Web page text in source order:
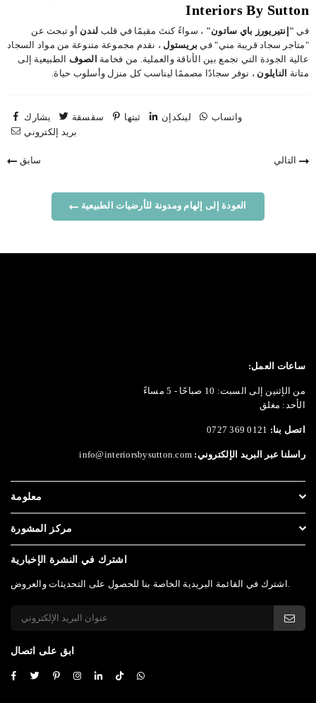
Interiors By Sutton
في "إنتيريورز باي ساتون" ، سواءً كنتَ مقيمًا في قلب لندن أو تبحث عن
"متاجر سجاد قريبة مني" في بريستول ، نقدم مجموعة متنوعة من مواد السجاد
عالية الجودة التي تجمع بين الأناقة والعملية. من فخامة الصوف الطبيعية إلى
متانة النايلون ، نوفر سجادًا مصممًا ليناسب كل منزل وأسلوب حياة.
يشارك سقسقة ثبتها لينكدإن
واتساب
بريد إلكتروني
سابق
العودة إلى إلهام ومدونة للأرضيات الطبيعية
ساعات العمل:
من الإثنين إلى السبت: 10 صباحًا - 5 مساءً
الأحد: مغلق
اتصل بنا: 0121 369 0727
راسلنا عبر البريد الإلكتروني: info@interiorsbysutton.com
معلومة
مركز المشورة
اشترك في النشرة الإخبارية
ابق على اتصال
Facebook
Twitter PinterestInstagramLinkedinTikTok